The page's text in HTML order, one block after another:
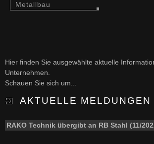
Metallbau
Hier finden Sie ausgewählte aktuelle
Unternehmen.
Schauen Sie sich um...
AKTUELLE MELDUNGEN
RAKO Technik übergibt an RB Stahl (11/